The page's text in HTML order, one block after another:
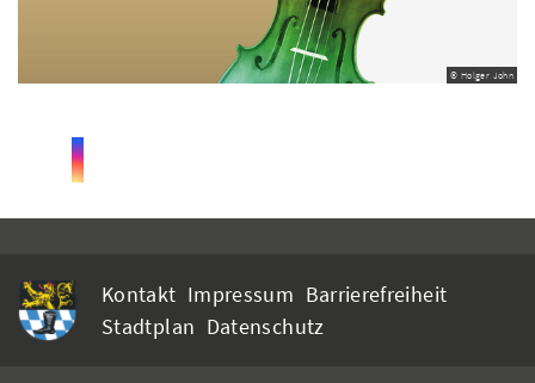
© Holger John
Kontakt Impressum Barrierefreiheit
Stadtplan Datenschutz